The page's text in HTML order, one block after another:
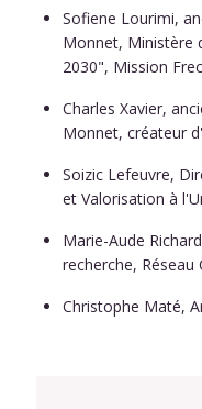
Sofiene Lourimi,
Monnet, Ministère
2030", Mission
Charles Xavier,
Monnet, créateur
Soizic Lefeuvre,
et Valorisation à
Marie-Aude
recherche, Réseau
Christophe Maté,